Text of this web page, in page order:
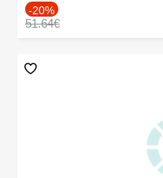
-20%
51.64€